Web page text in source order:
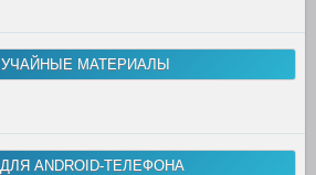
МАТЕРИАЛЫ
ANDROID-ТЕЛЕФОНА